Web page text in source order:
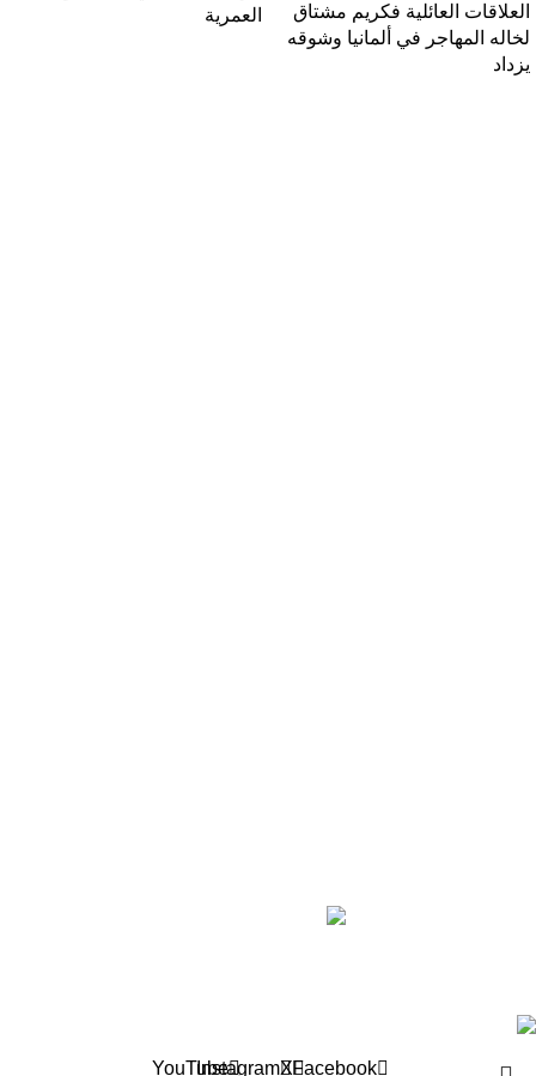
العلاقات العائلية فكريم مشتاق
لخاله المهاجر في ألمانيا وشوقه
يزداد
العمرية
Facebook
X
Instagram
YouTube